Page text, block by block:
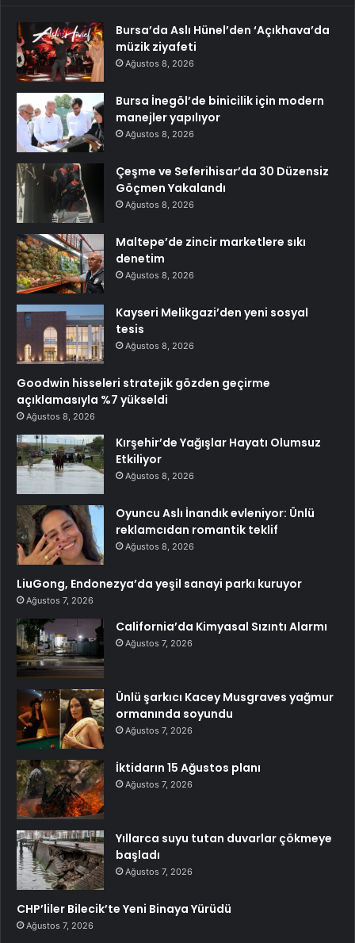
Bursa’da Aslı Hünel’den ‘Açıkhava’da
müzik ziyafeti
Ağustos 8, 2026
Bursa İnegöl’de binicilik için modern
manejler yapılıyor
Ağustos 8, 2026
Çeşme ve Seferihisar’da 30 Düzensiz
Göçmen Yakalandı
Ağustos 8, 2026
Maltepe’de zincir marketlere sıkı
denetim
Ağustos 8, 2026
Kayseri Melikgazi’den yeni sosyal
tesis
Ağustos 8, 2026
Goodwin hisseleri stratejik gözden geçirme
açıklamasıyla %7 yükseldi
Ağustos 8, 2026
Kırşehir’de Yağışlar Hayatı Olumsuz
Etkiliyor
Ağustos 8, 2026
Oyuncu Aslı İnandık evleniyor: Ünlü
reklamcıdan romantik teklif
Ağustos 8, 2026
LiuGong, Endonezya’da yeşil sanayi parkı kuruyor
Ağustos 7, 2026
California’da Kimyasal Sızıntı Alarmı
Ağustos 7, 2026
Ünlü şarkıcı Kacey Musgraves yağmur
ormanında soyundu
Ağustos 7, 2026
İktidarın 15 Ağustos planı
Ağustos 7, 2026
Yıllarca suyu tutan duvarlar çökmeye
başladı
Ağustos 7, 2026
CHP’liler Bilecik’te Yeni Binaya Yürüdü
Ağustos 7, 2026